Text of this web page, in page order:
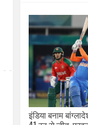
इंडिया बनाम